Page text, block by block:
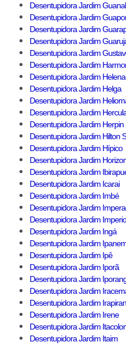
Desentupidora Jardim
Desentupidora Jardim
Desentupidora Jardim
Desentupidora Jardim
Desentupidora Jardim
Desentupidora Jardim
Desentupidora Jardim Helena
Desentupidora Jardim Helga
Desentupidora Jardim
Desentupidora Jardim
Desentupidora Jardim Herpin
Desentupidora Jardim Hilton
Desentupidora Jardim Hípico
Desentupidora Jardim
Desentupidora Jardim
Desentupidora Jardim Icarai
Desentupidora Jardim Imbé
Desentupidora Jardim
Desentupidora Jardim Imperio
Desentupidora Jardim Ingá
Desentupidora Jardim
Desentupidora Jardim Ipê
Desentupidora Jardim Iporã
Desentupidora Jardim
Desentupidora Jardim
Desentupidora Jardim
Desentupidora Jardim Irene
Desentupidora Jardim
Desentupidora Jardim Itaim